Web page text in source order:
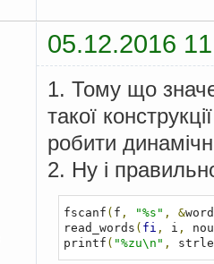
05.12.2016
1. Тому що
такої
робити
2. Ну і
fscanf ( f , "%s" , &
read_words ( fi , i ,
printf ( "%zu\n" ,